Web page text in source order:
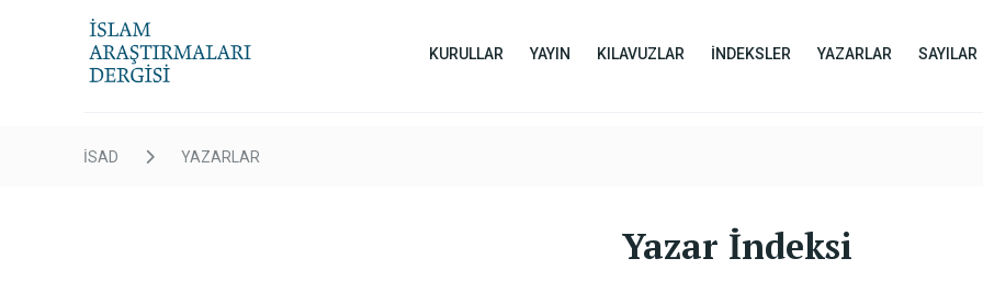
KURULLAR YAYIN KILAVUZLAR İNDEKSLER YAZARLAR SAYILAR
İSAD YAZARLAR
Yazar İndeksi